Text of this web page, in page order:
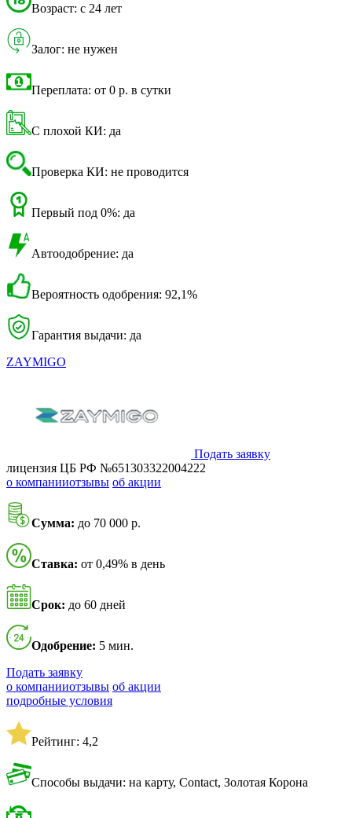
Возраст: с 24 лет
Залог: не нужен
Переплата: от 0 р. в сутки
С плохой КИ: да
Проверка КИ: не проводится
Первый под 0%: да
Автоодобрение: да
Вероятность одобрения: 92,1%
Гарантия выдачи: да
ZAYMIGO
Подать заявку
лицензия ЦБ РФ №651303322004222
о компанииотзывы об акции
Сумма: до 70 000 р.
Ставка: от 0,49% в день
Срок: до 60 дней
Одобрение: 5 мин.
Подать заявку
о компанииотзывы об акции
подробные условия
Рейтинг: 4,2
Способы выдачи: на карту, Contact, Золотая Корона